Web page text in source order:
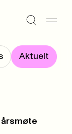
Aktuelt
årsmøte